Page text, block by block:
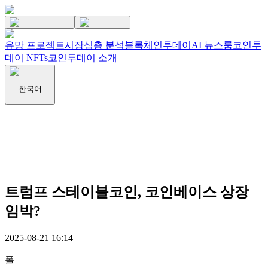
유망 프로젝트시장심층 분석블록체인투데이 AI 뉴스룸코인투
데이 NFTs코인투데이 소개
한국어
트럼프 스테이블코인, 코인베이스 상장
임박?
2025-08-21 16:14
폴